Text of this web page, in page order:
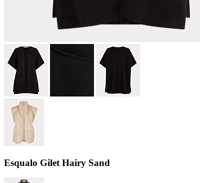
Esqualo Gilet Hairy Sand